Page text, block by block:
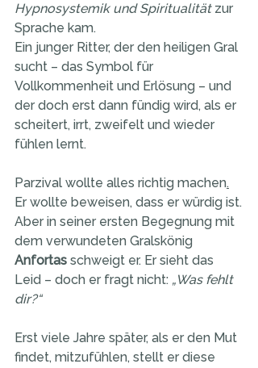
Hypnosystemik und Spiritualität zur
Sprache kam.
Ein junger Ritter, der den heiligen Gral
sucht – das Symbol für
Vollkommenheit und Erlösung – und
der doch erst dann fündig wird, als er
scheitert, irrt, zweifelt und wieder
fühlen lernt.
Parzival wollte alles richtig machen.
Er wollte beweisen, dass er würdig ist.
Aber in seiner ersten Begegnung mit
dem verwundeten Gralskönig
Anfortas schweigt er. Er sieht das
Leid – doch er fragt nicht: „Was fehlt
dir?“
Erst viele Jahre später, als er den Mut
findet, mitzufühlen, stellt er diese